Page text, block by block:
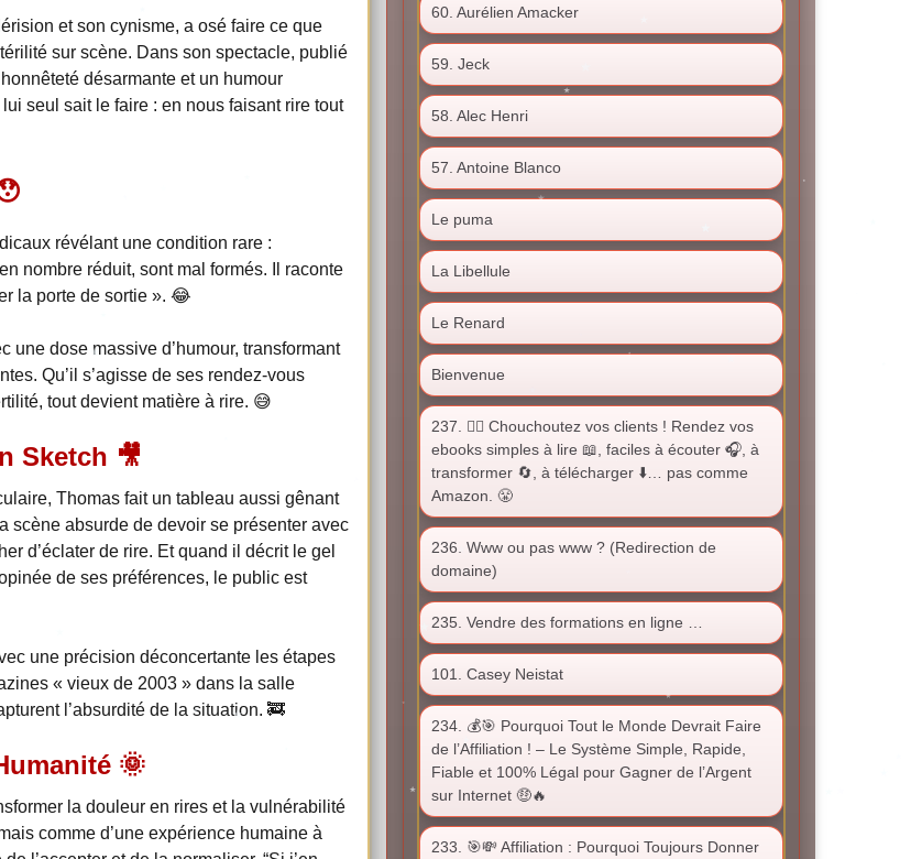
et son cynisme, a osé faire ce que
sur scène. Dans son spectacle, publié
désarmante et un humour
seul sait le faire : en nous faisant rire tout
révélant une condition rare :
nombre réduit, sont mal formés. Il raconte
la porte de sortie ». 😂
une dose massive d’humour, transformant
Qu’il s’agisse de ses rendez-vous
tout devient matière à rire. 😅
Sketch 🎥
Thomas fait un tableau aussi gênant
scène absurde de devoir se présenter avec
d’éclater de rire. Et quand il décrit le gel
de ses préférences, le public est
une précision déconcertante les étapes
« vieux de 2003 » dans la salle
l’absurdité de la situation. 🚒
🌞
la douleur en rires et la vulnérabilité
comme d’une expérience humaine à
60. Aurélien Amacker
59. Jeck
58. Alec Henri
57. Antoine Blanco
Le puma
La Libellule
Le Renard
Bienvenue
237. ❤️‍🔥 Chouchoutez vos clients ! Rendez vos
ebooks simples à lire 📖, faciles à écouter 🎧, à
transformer 🔄, à télécharger ⬇️… pas comme
Amazon. 😤
236. Www ou pas www ? (Redirection de
domaine)
235. Vendre des formations en ligne …
101. Casey Neistat
234. 💰🎯 Pourquoi Tout le Monde Devrait Faire
de l’Affiliation ! – Le Système Simple, Rapide,
Fiable et 100% Légal pour Gagner de l’Argent
sur Internet 🤑🔥
233. 🎯💸 Affiliation : Pourquoi Toujours Donner